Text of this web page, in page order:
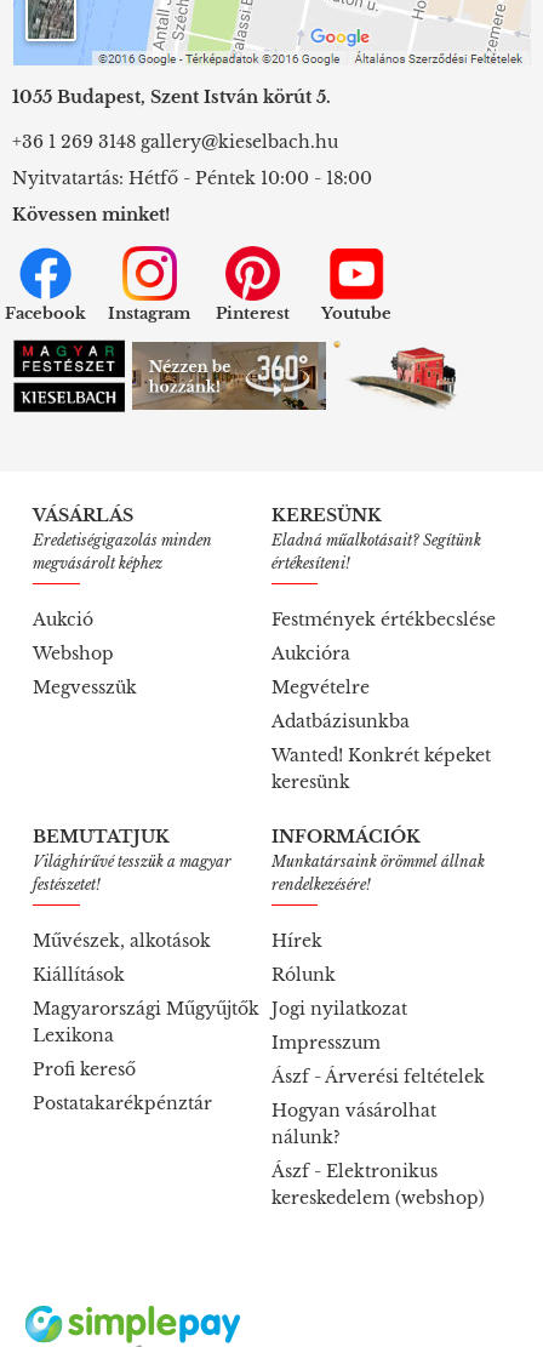
1055 Budapest, Szent István körút 5.
+36 1 269 3148 gallery@kieselbach.hu
Nyitvatartás: Hétfő - Péntek 10:00 - 18:00
Kövessen minket!
Facebook Instagram Pinterest Youtube
VÁSÁRLÁS
Eredetiségigazolás minden
megvásárolt képhez
Aukció
Webshop
Megvesszük
KERESÜNK
Eladná műalkotásait? Segítünk
értékesíteni!
Festmények értékbecslése
Aukcióra
Megvételre
Adatbázisunkba
Wanted! Konkrét képeket
keresünk
BEMUTATJUK
Világhírűvé tesszük a magyar
festészetet!
Művészek, alkotások
Kiállítások
Magyarországi Műgyűjtők
Lexikona
Profi kereső
Postatakarékpénztár
INFORMÁCIÓK
Munkatársaink örömmel állnak
rendelkezésére!
Hírek
Rólunk
Jogi nyilatkozat
Impresszum
Ászf - Árverési feltételek
Hogyan vásárolhat
nálunk?
Ászf - Elektronikus
kereskedelem (webshop)